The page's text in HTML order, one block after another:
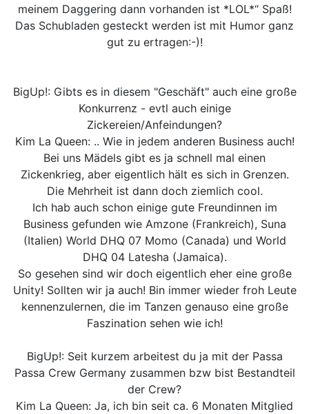
meinem Daggering dann vorhanden ist *LOL*“ Spaß!
Das Schubladen gesteckt werden ist mit Humor ganz
gut zu ertragen:-)!
BigUp!: Gibts es in diesem "Geschäft" auch eine große
Konkurrenz - evtl auch einige
Zickereien/Anfeindungen?
Kim La Queen: .. Wie in jedem anderen Business auch!
Bei uns Mädels gibt es ja schnell mal einen
Zickenkrieg, aber eigentlich hält es sich in Grenzen.
Die Mehrheit ist dann doch ziemlich cool.
Ich hab auch schon einige gute Freundinnen im
Business gefunden wie Amzone (Frankreich), Suna
(Italien) World DHQ 07 Momo (Canada) und World
DHQ 04 Latesha (Jamaica).
So gesehen sind wir doch eigentlich eher eine große
Unity! Sollten wir ja auch! Bin immer wieder froh Leute
kennenzulernen, die im Tanzen genauso eine große
Faszination sehen wie ich!
BigUp!: Seit kurzem arbeitest du ja mit der Passa
Passa Crew Germany zusammen bzw bist Bestandteil
der Crew?
Kim La Queen: Ja, ich bin seit ca. 6 Monaten Mitglied